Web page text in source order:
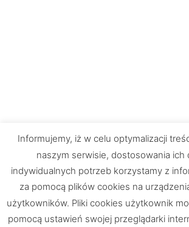
Informujemy, iż w celu optymalizacji
naszym serwisie, dostosowania ich
indywidualnych potrzeb korzystamy z
za pomocą plików cookies na
użytkowników. Pliki cookies użytkownik
pomocą ustawień swojej przeglądarki